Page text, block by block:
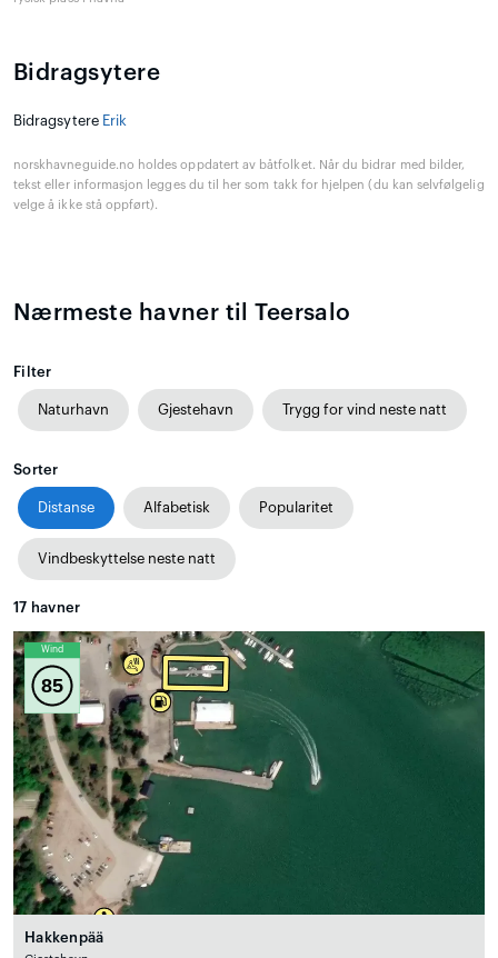
Bidragsytere
Bidragsytere Erik
norskhavneguide.no holdes oppdatert av båtfolket. Når du bidrar med bilder,
tekst eller informasjon legges du til her som takk for hjelpen (du kan selvfølgelig
velge å ikke stå oppført).
Nærmeste havner til Teersalo
Filter
Naturhavn Gjestehavn Trygg for vind neste natt
Sorter
Distanse Alfabetisk Popularitet
Vindbeskyttelse neste natt
17 havner
Wind
85
Hakkenpää